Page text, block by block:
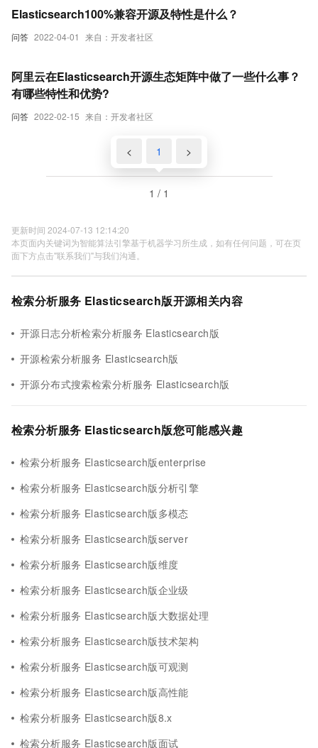
问答 2022-04-01 来自：开发者社区
Elasticsearch100%兼容开源及特性是什么？
问答 2022-02-15 来自：开发者社区
阿里云在Elasticsearch开源生态矩阵中做了一些什么事？
有哪些特性和优势?
< 1 >
1 / 1
更新时间 2024-07-13 12:14:20
本页面内关键词为智能算法引擎基于机器学习所生成，如有任何问题，可在页
面下方点击"联系我们"与我们沟通。
检索分析服务 Elasticsearch版开源相关内容
开源日志分析检索分析服务 Elasticsearch版
开源检索分析服务 Elasticsearch版
开源分布式搜索检索分析服务 Elasticsearch版
检索分析服务 Elasticsearch版您可能感兴趣
检索分析服务 Elasticsearch版enterprise
检索分析服务 Elasticsearch版分析引擎
检索分析服务 Elasticsearch版多模态
检索分析服务 Elasticsearch版server
检索分析服务 Elasticsearch版维度
检索分析服务 Elasticsearch版企业级
检索分析服务 Elasticsearch版大数据处理
检索分析服务 Elasticsearch版技术架构
检索分析服务 Elasticsearch版可观测
检索分析服务 Elasticsearch版高性能
检索分析服务 Elasticsearch版8.x
检索分析服务 Elasticsearch版面试